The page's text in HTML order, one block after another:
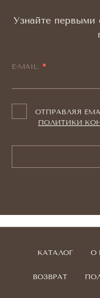
Узнайте первыми
E-MAIL:
ОТПРАВЛЯЯ
ПОЛИТИКИ
КАТАЛОГ О
ВОЗВРАТ